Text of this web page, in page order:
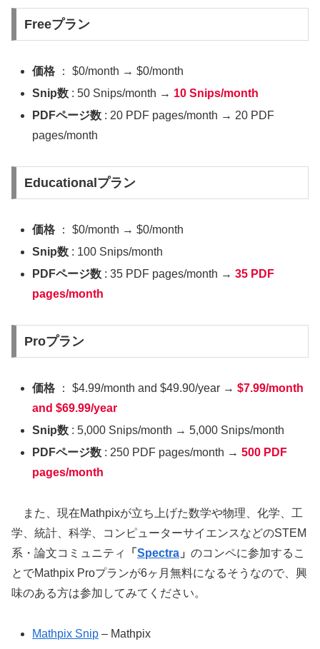
Freeプラン
価格 ： $0/month → $0/month
Snip数 : 50 Snips/month → 10 Snips/month
PDFページ数 : 20 PDF pages/month → 20 PDF
pages/month
Educationalプラン
価格 ： $0/month → $0/month
Snip数 : 100 Snips/month
PDFページ数 : 35 PDF pages/month →35 PDF
pages/month
Proプラン
価格 ： $4.99/month and $49.90/year →$7.99/month
and $69.99/year
Snip数 : 5,000 Snips/month → 5,000 Snips/month
PDFページ数 : 250 PDF pages/month →500 PDF
pages/month
また、現在Mathpixが立ち上げた数学や物理、化学、工
学、統計、科学、コンピューターサイエンスなどのSTEM
系・論文コミュニティ
「 Spectra 」 のコンペに参加するこ
とでMathpix Proプランが6ヶ月無料になるそうなので、興
味のある方は参加してみてください。
Mathpix Snip – Mathpix